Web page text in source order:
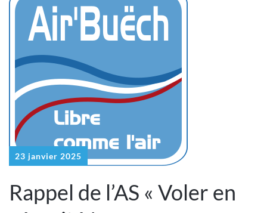
23 janvier 2025
Rappel de l’AS « Voler en